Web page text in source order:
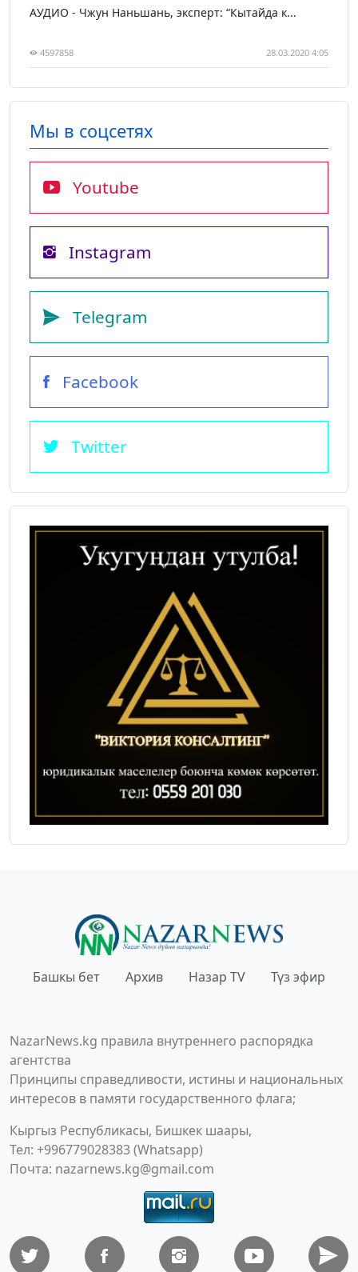
АУДИО - Чжун Наньшань, эксперт: “Кытайда к...
4597858 28.03.2020 4:05
Мы в соцсетях
Youtube
Instagram
Telegram
Facebook
Twitter
Башкы бет Архив Назар TV Түз эфир
NazarNews.kg правила внутреннего распорядка
агентства
Принципы справедливости, истины и национальных
интересов в памяти государственного флага;
Кыргыз Республикасы, Бишкек шаары,
Тел: +996779028383 (Whatsapp)
Почта: nazarnews.kg@gmail.com